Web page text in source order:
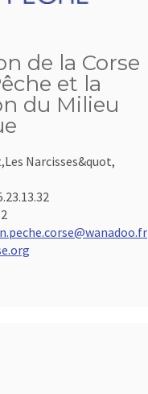
de la Corse
et la
du Milieu
Narcisses&quot,